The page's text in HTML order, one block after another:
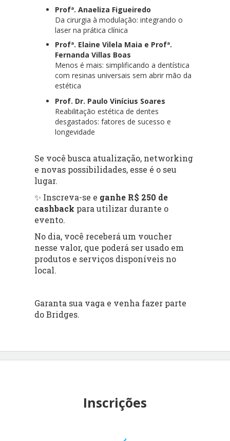
Profª. Anaeliza Figueiredo
Da cirurgia à modulação: integrando o
laser na prática clínica
Profª. Elaine Vilela Maia e Profª.
Fernanda Villas Boas
Menos é mais: simplificando a dentística
com resinas universais sem abrir mão da
estética
Prof. Dr. Paulo Vinícius Soares
Reabilitação estética de dentes
desgastados: fatores de sucesso e
longevidade
Se você busca atualização, networking
e novas possibilidades, esse é o seu
lugar.
✨ Inscreva-se e ganhe R$ 250 de
cashback para utilizar durante o
evento.
No dia, você receberá um voucher
nesse valor, que poderá ser usado em
produtos e serviços disponíveis no
local.
Garanta sua vaga e venha fazer parte
do Bridges.
Inscrições